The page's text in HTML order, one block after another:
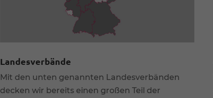
Landesverbände
Mit den unten genannten Landesverbänden
decken wir bereits einen großen Teil der